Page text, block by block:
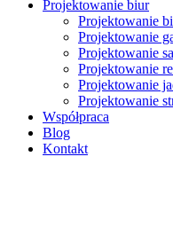
Projektowanie biur
Projektowanie
Projektowanie
Projektowanie
Projektowanie
Projektowanie
Projektowanie
Współpraca
Blog
Kontakt